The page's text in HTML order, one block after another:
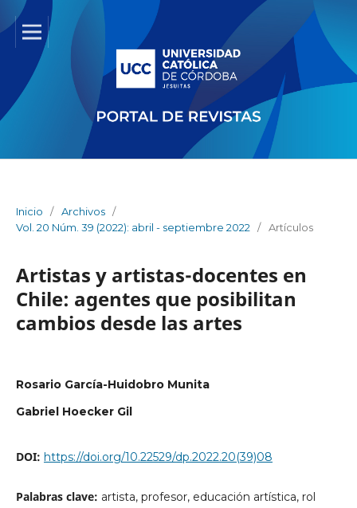
Inicio / Archivos /
Vol. 20 Núm. 39 (2022): abril - septiembre 2022
/ Artículos
Artistas y artistas-docentes en
Chile: agentes que posibilitan
cambios desde las artes
Rosario García-Huidobro Munita
Gabriel Hoecker Gil
DOI: https://doi.org/10.22529/dp.2022.20(39)08
Palabras clave: artista, profesor, educación artística, rol